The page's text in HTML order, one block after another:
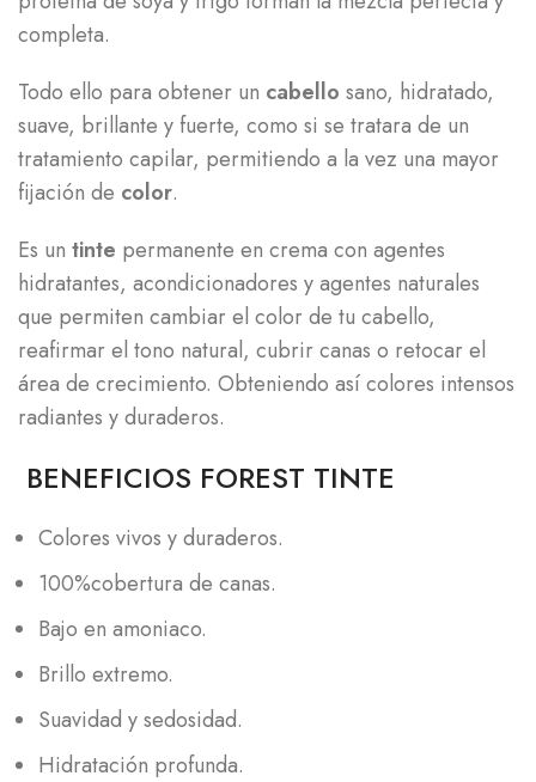
completa.
Todo ello para obtener un cabello sano, hidratado,
suave, brillante y fuerte, como si se tratara de un
tratamiento capilar, permitiendo a la vez una mayor
fijación de color.
Es un tinte permanente en crema con agentes
hidratantes, acondicionadores y agentes naturales
que permiten cambiar el color de tu cabello,
reafirmar el tono natural, cubrir canas o retocar el
área de crecimiento. Obteniendo así colores intensos
radiantes y duraderos.
BENEFICIOS FOREST TINTE
Colores vivos y duraderos.
100%cobertura de canas.
Bajo en amoniaco.
Brillo extremo.
Suavidad y sedosidad.
Hidratación profunda.